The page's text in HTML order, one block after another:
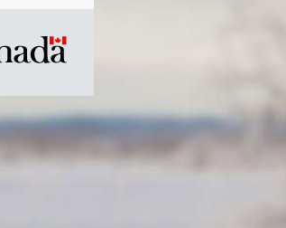
/
du
gouvernement
du